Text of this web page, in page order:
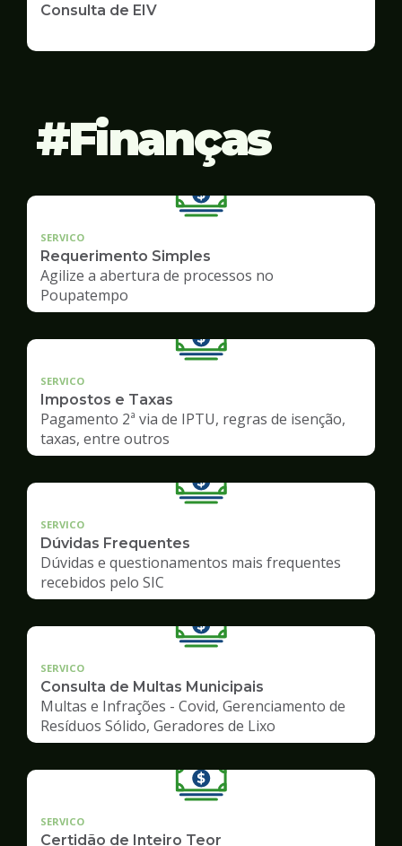
Consulta de EIV
Finanças
SERVICO
Requerimento Simples
Agilize a abertura de processos no
Poupatempo
SERVICO
Impostos e Taxas
Pagamento 2ª via de IPTU, regras de isenção,
taxas, entre outros
SERVICO
Dúvidas Frequentes
Dúvidas e questionamentos mais frequentes
recebidos pelo SIC
SERVICO
Consulta de Multas Municipais
Multas e Infrações - Covid, Gerenciamento de
Resíduos Sólido, Geradores de Lixo
SERVICO
Certidão de Inteiro Teor